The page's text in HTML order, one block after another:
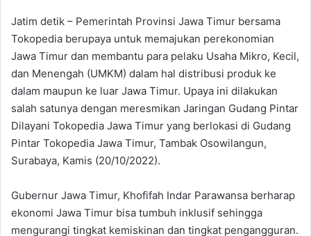
Jatim detik – Pemerintah Provinsi Jawa Timur bersama
Tokopedia berupaya untuk memajukan perekonomian
Jawa Timur dan membantu para pelaku Usaha Mikro, Kecil,
dan Menengah (UMKM) dalam hal distribusi produk ke
dalam maupun ke luar Jawa Timur. Upaya ini dilakukan
salah satunya dengan meresmikan Jaringan Gudang Pintar
Dilayani Tokopedia Jawa Timur yang berlokasi di Gudang
Pintar Tokopedia Jawa Timur, Tambak Osowilangun,
Surabaya, Kamis (20/10/2022).
Gubernur Jawa Timur, Khofifah Indar Parawansa berharap
ekonomi Jawa Timur bisa tumbuh inklusif sehingga
mengurangi tingkat kemiskinan dan tingkat pengangguran.